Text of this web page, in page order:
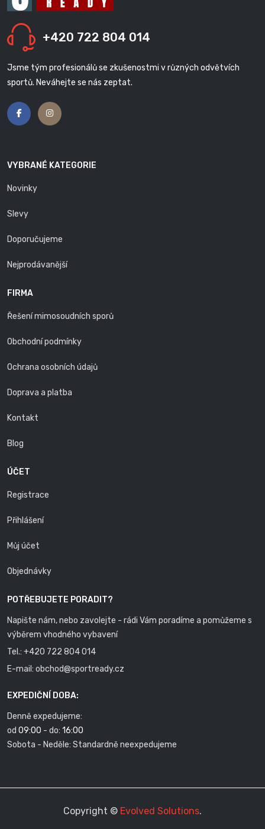
+420 722 804 014
Jsme tým profesionálů se zkušenostmi v různých odvětvích
sportů. Neváhejte se nás zeptat.
VYBRANÉ KATEGORIE
Novinky
Slevy
Doporučujeme
Nejprodávanější
FIRMA
Řešení mimosoudních sporů
Obchodní podmínky
Ochrana osobních údajů
Doprava a platba
Kontakt
Blog
ÚČET
Registrace
Přihlášení
Můj účet
Objednávky
POTŘEBUJETE PORADIT?
Napište nám, nebo zavolejte - rádi Vám poradíme a pomůžeme s
výběrem vhodného vybavení
Tel.: +420 722 804 014
E-mail: obchod@sportready.cz
EXPEDIČNÍ DOBA:
Denně expedujeme:
od 09:00 - do: 16:00
Sobota - Neděle: Standardně neexpedujeme
Copyright © Evolved Solutions.